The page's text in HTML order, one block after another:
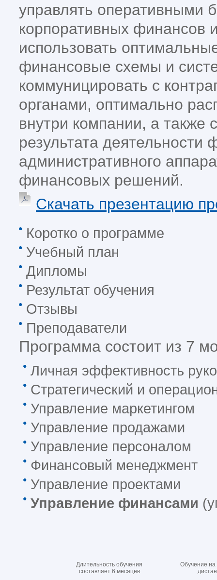
управлять оперативными
корпоративных финансов
использовать
финансовые схемы и
коммуницировать с
органами, оптимально
внутри компании, а также
результата
административного
финансовых решений.
Скачать презентацию
Коротко о программе
Учебный план
Дипломы
Результат обучения
Отзывы
Преподаватели
Программа состоит из 7
Личная эффективность
Стратегический и
Управление маркетингом
Управление продажами
Управление персоналом
Финансовый менеджмент
Управление проектами
Управление финансами
Длительность обучения
составляет 6 месяцев
Обучение на